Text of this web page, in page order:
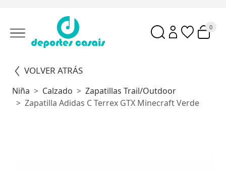
0
VOLVER ATRÁS
Niña Calzado
Zapatillas Trail/outdoor
Zapatilla Adidas C Terrex GTX Minecraft Verde